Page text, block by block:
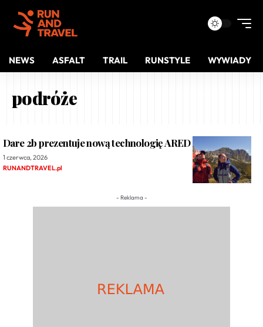
NEWS ASFALT TRAIL RUNSTYLE WYWIADY
podróże
Dare 2b prezentuje nową technologię ARED 35/35
1 czerwca, 2026
RUNANDTRAVEL.pl
- Reklama -